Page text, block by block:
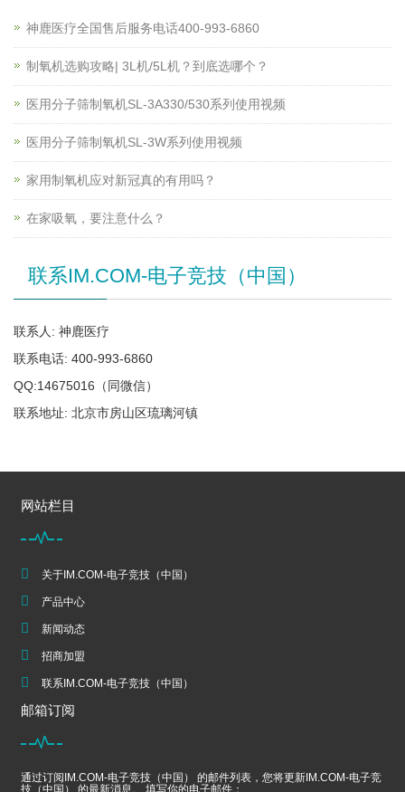
神鹿医疗全国售后服务电话400-993-6860
制氧机选购攻略| 3L机/5L机？到底选哪个？
医用分子筛制氧机SL-3A330/530系列使用视频
医用分子筛制氧机SL-3W系列使用视频
家用制氧机应对新冠真的有用吗？
在家吸氧，要注意什么？
联系IM.COM-电子竞技（中国）
联系人: 神鹿医疗
联系电话: 400-993-6860
QQ:14675016（同微信）
联系地址: 北京市房山区琉璃河镇
网站栏目
关于IM.COM-电子竞技（中国）
产品中心
新闻动态
招商加盟
联系IM.COM-电子竞技（中国）
邮箱订阅
通过订阅IM.COM-电子竞技（中国） 的邮件列表，您将更新IM.COM-电子竞